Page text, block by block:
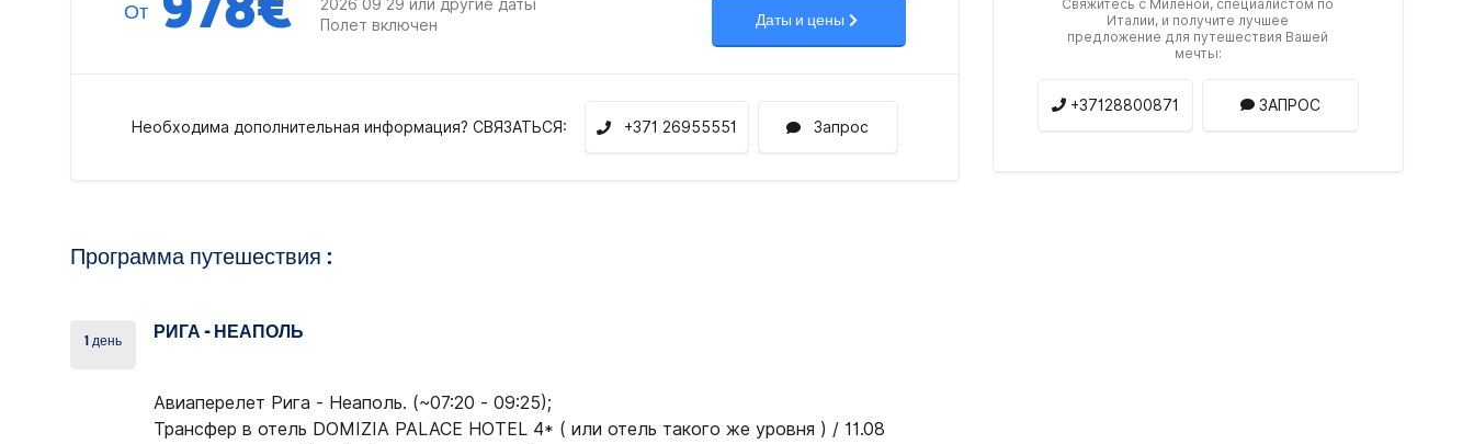
От 978€
2026 09 29 или другие даты
Полет включен
Даты и цены
Необходима дополнительная информация? СВЯЗАТЬСЯ: +371 26955551 Запрос
Программа путешествия :
1 день РИГА - НЕАПОЛЬ
Авиаперелет Рига - Неаполь. (~07:20 - 09:25);
Трансфер в отель DOMIZIA PALACE HOTEL 4* ( или отель такого же уровня ) / 11.08
Свяжитесь c Миленой, специалистом по
Италии, и получите лучшее
предложение для путешествия Вашей
мечты:
+37128800871 ЗАПРОС